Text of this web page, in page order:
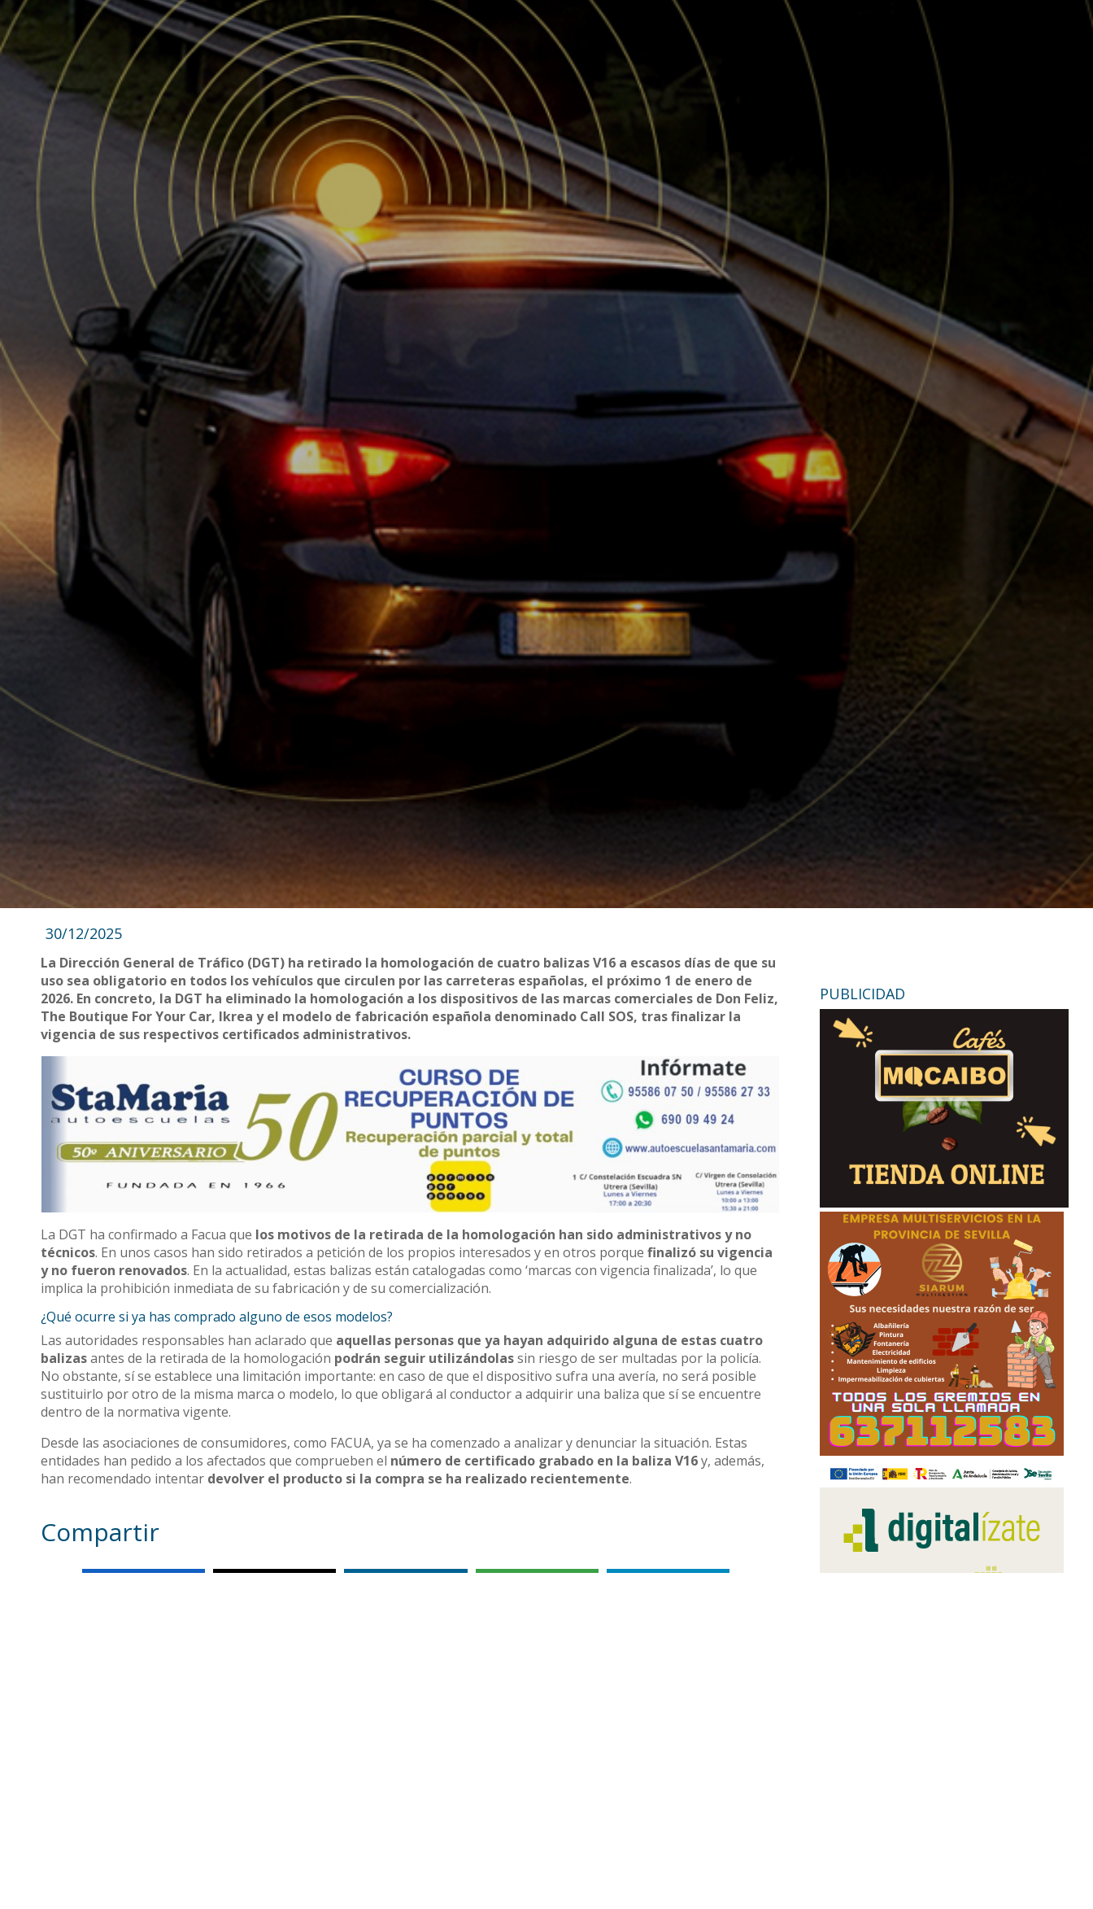
30/12/2025
La Dirección General de Tráfico (DGT) ha retirado la homologación de cuatro balizas V16 a escasos días de que su
uso sea obligatorio en todos los vehículos que circulen por las carreteras españolas, el próximo 1 de enero de
2026. En concreto, la DGT ha eliminado la homologación a los dispositivos de las marcas comerciales de Don Feliz,
The Boutique For Your Car, Ikrea y el modelo de fabricación española denominado Call SOS, tras finalizar la
vigencia de sus respectivos certificados administrativos.
La DGT ha confirmado a Facua que los motivos de la retirada de la homologación han sido administrativos y no
técnicos. En unos casos han sido retirados a petición de los propios interesados y en otros porquefinalizó su vigencia
y no fueron renovados. En la actualidad, estas balizas están catalogadas como ‘marcas con vigencia finalizada’, lo que
implica la prohibición inmediata de su fabricación y de su comercialización.
¿Qué ocurre si ya has comprado alguno de esos modelos?
Las autoridades responsables han aclarado que aquellas personas que ya hayan adquirido alguna de estas cuatro
balizasantes de la retirada de la homologación podrán seguir utilizándolassin riesgo de ser multadas por la policía.
No obstante, sí se establece una limitación importante: en caso de que el dispositivo sufra una avería, no será posible
sustituirlo por otro de la misma marca o modelo, lo que obligará al conductor a adquirir una baliza que sí se encuentre
dentro de la normativa vigente.
Desde las asociaciones de consumidores, como FACUA, ya se ha comenzado a analizar y denunciar la situación. Estas
entidades han pedido a los afectados que comprueben el número de certificado grabado en la baliza V16y, además,
han recomendado intentar devolver el producto si la compra se ha realizado recientemente.
Compartir
PUBLICIDAD